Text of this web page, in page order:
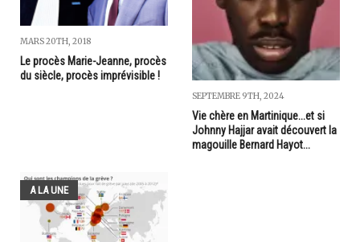
MARS 20TH, 2018
Le procès Marie-Jeanne, procès
du siècle, procès imprévisible !
SEPTEMBRE 9TH, 2024
Vie chère en Martinique...et si
Johnny Hajjar avait découvert la
magouille Bernard Hayot...
A LA UNE